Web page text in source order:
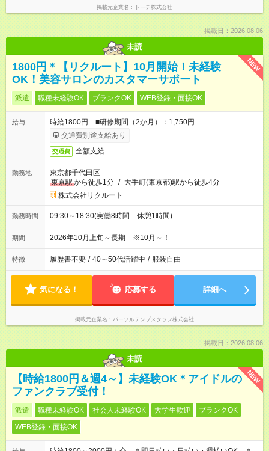
掲載元企業名 トーチ株式会社
掲載日：2026.08.06
未読
NEW
1800円＊【リクルート】10月開始！未経験
OK！美容サロンのカスタマーサポート
派遣 職種未経験OK ブランクOK WEB登録・面接OK
給与
時給1800円 ■研修期間（2か月）：1,750円
交通費別途支給あり
交通費 全額支給
勤務地
東京都千代田区
東京駅から徒歩1分 / 大手町(東京都)駅から徒歩4分
株式会社リクルート
勤務時間 09:30～18:30(実働8時間 休憩1時間)
期間 2026年10月上旬～長期 ※10月～！
特徴 履歴書不要 / 40～50代活躍中 / 服装自由
気になる！ 応募する 詳細へ
掲載元企業名 パーソルテンプスタッフ株式会社
掲載日：2026.08.06
未読
NEW
【時給1800円＆週4～】未経験OK＊アイドルの
ファンクラブ受付！
派遣 職種未経験OK 社会人未経験OK 大学生歓迎
ブランクOK
WEB登録・面接OK